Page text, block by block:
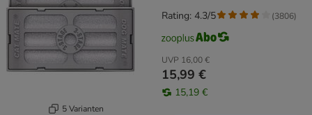
5 Varianten
UVP 16,00 €
15,99 €
15,19 €
Rating: 4.3/5 (3806)